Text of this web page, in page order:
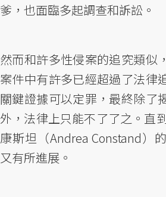
爹，也面臨多起調查和訴訟。
然而和許多性侵案的追究類似
案件中有許多已經超過了法律
關鍵證據可以定罪，最終除了
外，法律上只能不了了之。直
康斯坦（Andrea Constand）
又有所進展。